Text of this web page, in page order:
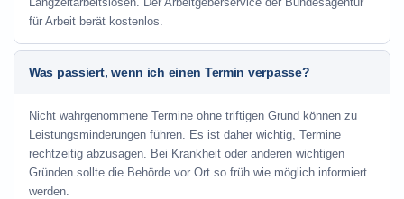
für Arbeit berät kostenlos.
Was passiert, wenn ich einen Termin verpasse?
Nicht wahrgenommene Termine ohne triftigen Grund können zu
Leistungsminderungen führen. Es ist daher wichtig, Termine
rechtzeitig abzusagen. Bei Krankheit oder anderen wichtigen
Gründen sollte die Behörde vor Ort so früh wie möglich informiert
werden.